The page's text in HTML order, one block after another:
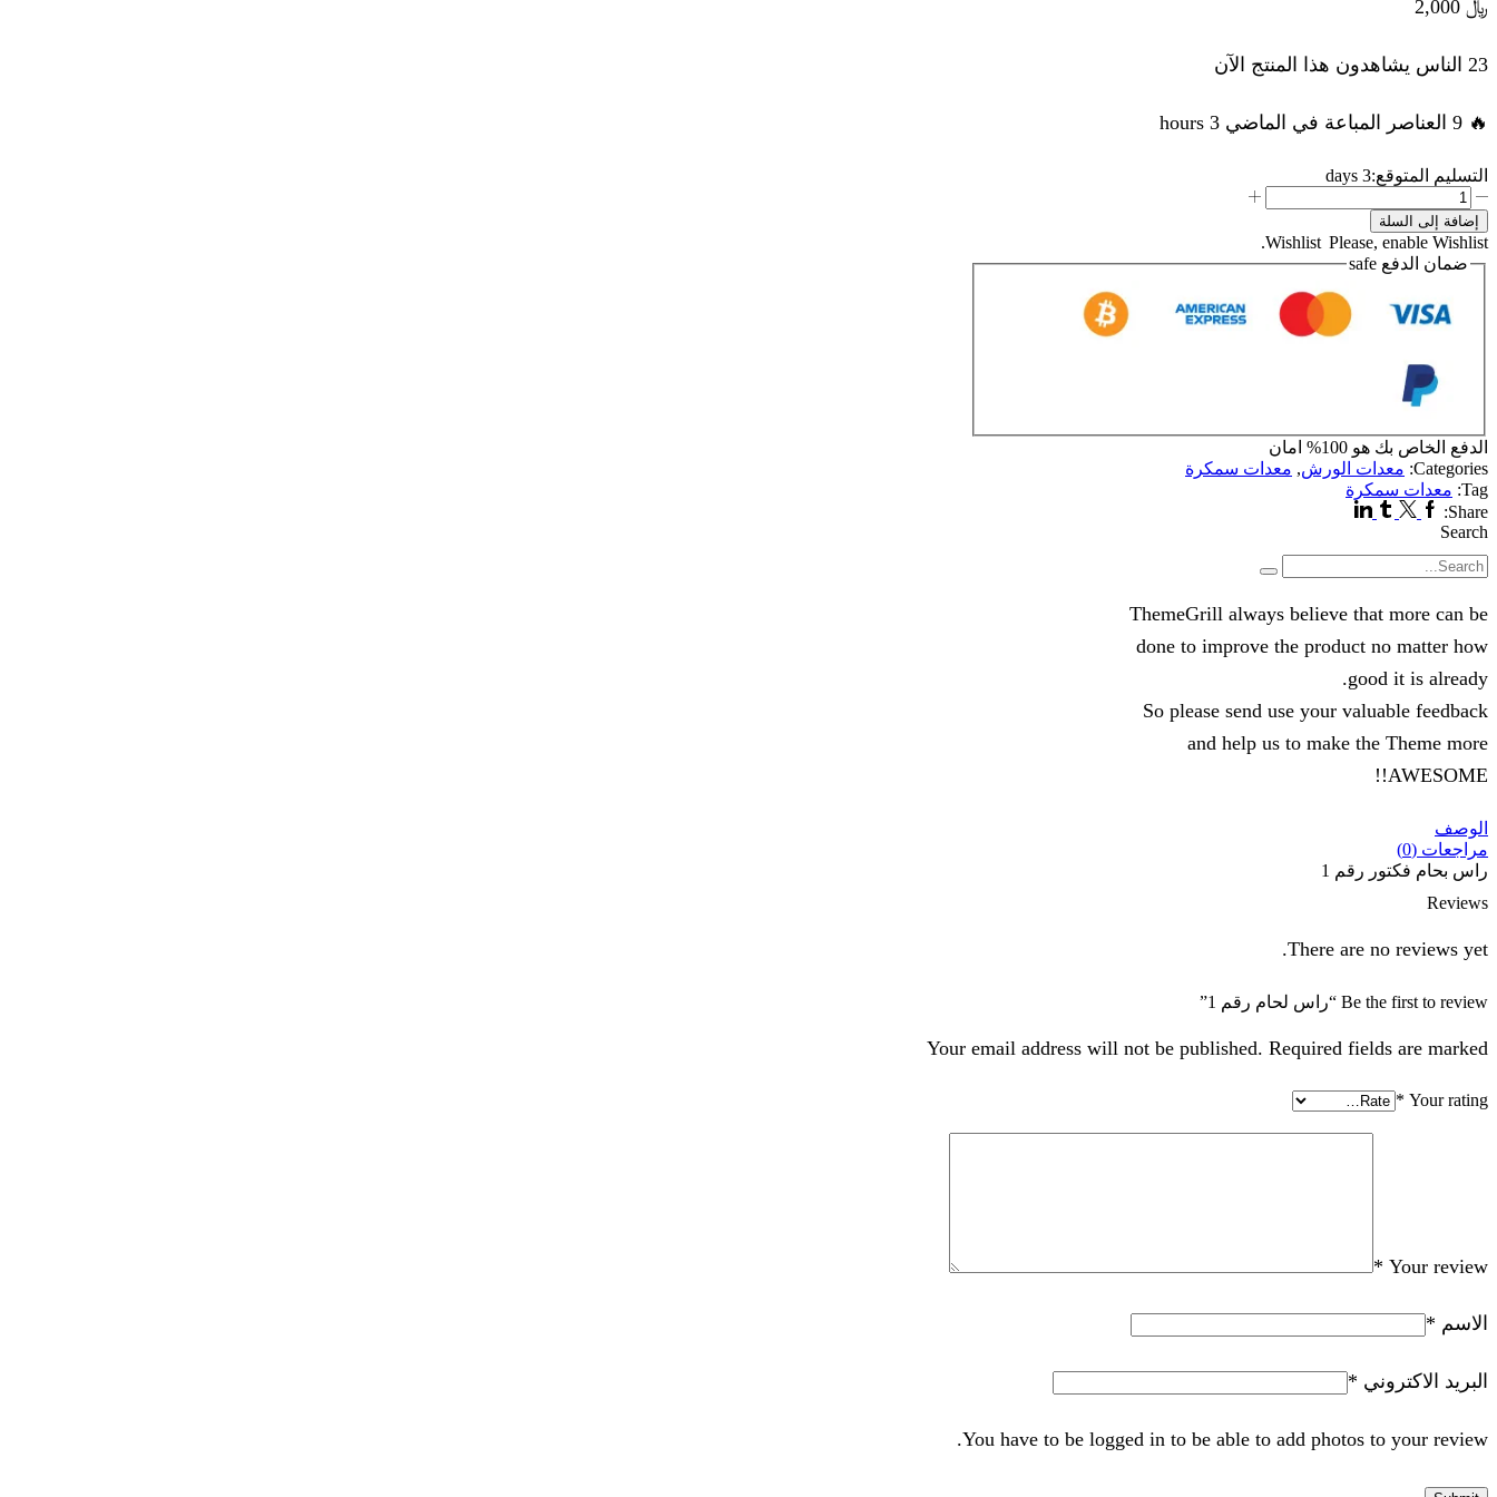
﷼
23 الناس يشاهدون هذا المنتج الآن
🔥 9 العناصر المباعة في الماضي 3 hours
التسليم المتوقع:3 days
كمية
راس
لحام
رقم
إضافة إلى السلة
Wishlist Please, enable Wishlist.
ضمان الدفع safe
الدفع الخاص بك هو 100% امان
Categories: معدات الورش, معدات سمكرة
Tag: معدات سمكرة
Share:
Facebook
Twitter
Tumblr
Linkedin
Search
Search
ThemeGrill always believe that more can be
done to improve the product no matter how
good it is already.
So please send use your valuable feedback
and help us to make the Theme more
AWESOME!!
الوصف
مراجعات (0)
راس بحام فكتور رقم 1
Reviews
There are no reviews yet.
Be the first to review “راس لحام رقم 1”
Your email address will not be published. Required fields are marked
Your rating
*
Your review
*
الاسم *
البريد الاكتروني *
You have to be logged in to be able to add photos to your review.